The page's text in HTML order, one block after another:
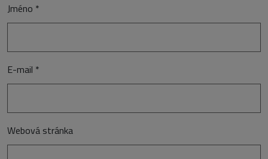
Jméno *
E-mail *
Webová stránka